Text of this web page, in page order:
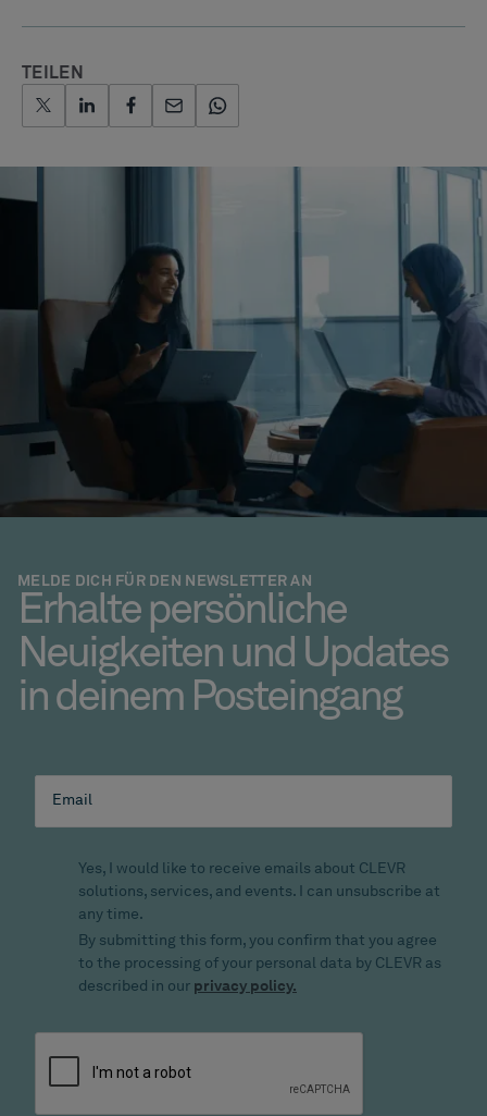
TEILEN
MELDE DICH FÜR DEN NEWSLETTER AN
Erhalte persönliche
Neuigkeiten und Updates
in deinem Posteingang